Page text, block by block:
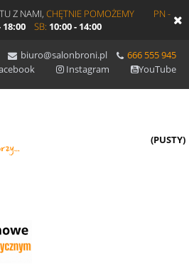
Z NAMI, CHĘTNIE POMOŻEMY
PN -
18:00 SB: 10:00 - 14:00
biuro@salonbroni.pl
666 555 945
Instagram YouTube
(PUSTY)